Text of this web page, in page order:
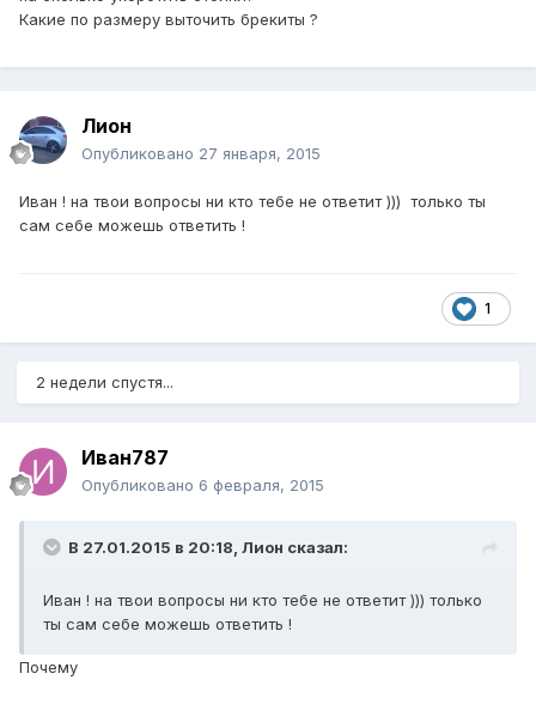
Какие по размеру выточить брекиты ?
Лион
Опубликовано 27 января, 2015
Иван ! на твои вопросы ни кто тебе не ответит ))) только ты
сам себе можешь ответить !
1
2 недели спустя...
Иван787
Опубликовано 6 февраля, 2015
В 27.01.2015 в 20:18, Лион сказал:
Иван ! на твои вопросы ни кто тебе не ответит ))) только
ты сам себе можешь ответить !
Почему